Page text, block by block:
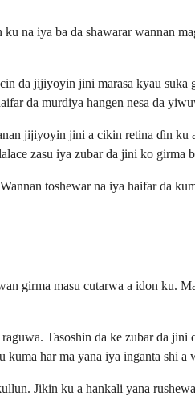
na iya ba da shawarar wannan
da jijiyoyin jini marasa kyau suka
da murdiya hangen nesa da
jijiyoyin jini a cikin retina ɗin ku
zasu iya zubar da jini ko girma
toshewar na iya haifar da
girma masu cutarwa a idon ku.
Tasoshin da ke zubar da jini
har ma yana iya inganta shi a
Jikin ku a hankali yana